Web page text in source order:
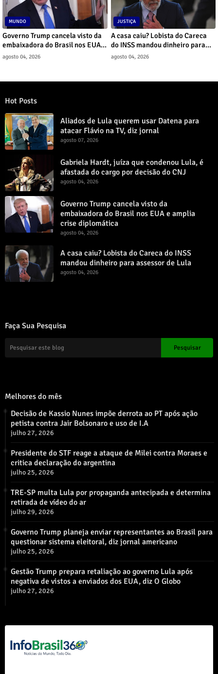
MUNDO
Governo Trump cancela visto da
embaixadora do Brasil nos EUA e
amplia crise diplomática
agosto 04, 2026
JUSTIÇA
A casa caiu? Lobista do Careca
do INSS mandou dinheiro para
assessor de Lula
agosto 04, 2026
Hot Posts
Aliados de Lula querem usar Datena para
atacar Flávio na TV, diz jornal
agosto 07, 2026
Gabriela Hardt, juíza que condenou Lula, é
afastada do cargo por decisão do CNJ
agosto 04, 2026
Governo Trump cancela visto da
embaixadora do Brasil nos EUA e amplia
crise diplomática
agosto 04, 2026
A casa caiu? Lobista do Careca do INSS
mandou dinheiro para assessor de Lula
agosto 04, 2026
Faça Sua Pesquisa
Melhores do mês
Decisão de Kassio Nunes impõe derrota ao PT após ação
petista contra Jair Bolsonaro e uso de I.A
julho 27, 2026
Presidente do STF reage a ataque de Milei contra Moraes e
critica declaração do argentina
julho 25, 2026
TRE-SP multa Lula por propaganda antecipada e determina
retirada de vídeo do ar
julho 29, 2026
Governo Trump planeja enviar representantes ao Brasil para
questionar sistema eleitoral, diz jornal americano
julho 25, 2026
Gestão Trump prepara retaliação ao governo Lula após
negativa de vistos a enviados dos EUA, diz O Globo
julho 27, 2026